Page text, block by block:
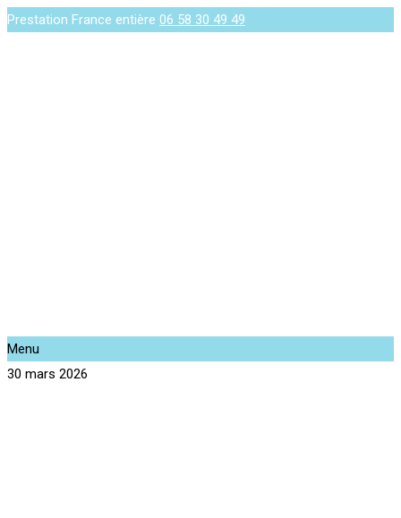
Prestation France entière 06 58 30 49 49
Menu
30 mars 2026